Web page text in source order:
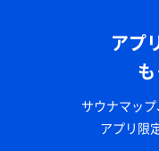
アプ
サウナマップ
アプリ限